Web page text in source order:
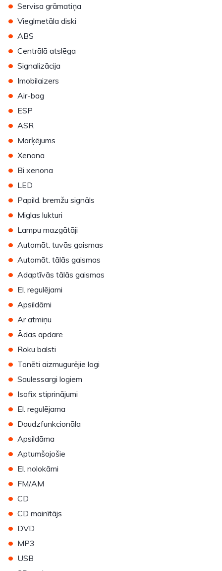
• Servisa grāmatiņa
• Vieglmetāla diski
• ABS
• Centrālā atslēga
• Signalizācija
• Imobilaizers
• Air-bag
• ESP
• ASR
• Marķējums
• Xenona
• Bi xenona
• LED
• Papild. bremžu signāls
• Miglas lukturi
• Lampu mazgātāji
• Automāt. tuvās gaismas
• Automāt. tālās gaismas
• Adaptīvās tālās gaismas
• El. regulējami
• Apsildāmi
• Ar atmiņu
• Ādas apdare
• Roku balsti
• Tonēti aizmugurējie logi
• Saulessargi logiem
• Isofix stiprinājumi
• El. regulējama
• Daudzfunkcionāla
• Apsildāma
• Aptumšojošie
• El. nolokāmi
• FM/AM
• CD
• CD mainītājs
• DVD
• MP3
• USB